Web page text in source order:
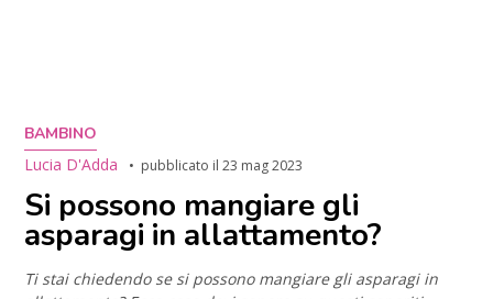
BAMBINO
Lucia D'Adda
pubblicato il23 mag 2023
Si possono mangiare gli
asparagi in allattamento?
Ti stai chiedendo se si possono mangiare gli asparagi in